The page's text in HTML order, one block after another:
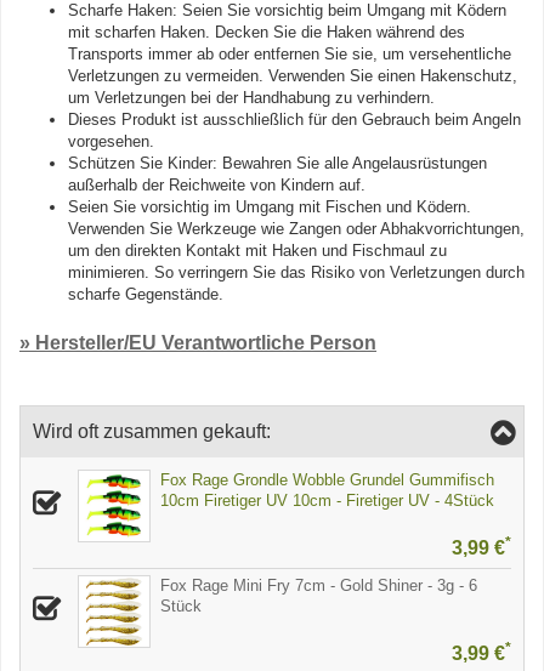
Scharfe Haken: Seien Sie vorsichtig beim Umgang mit Ködern
mit scharfen Haken. Decken Sie die Haken während des
Transports immer ab oder entfernen Sie sie, um versehentliche
Verletzungen zu vermeiden. Verwenden Sie einen Hakenschutz,
um Verletzungen bei der Handhabung zu verhindern.
Dieses Produkt ist ausschließlich für den Gebrauch beim Angeln
vorgesehen.
Schützen Sie Kinder: Bewahren Sie alle Angelausrüstungen
außerhalb der Reichweite von Kindern auf.
Seien Sie vorsichtig im Umgang mit Fischen und Ködern.
Verwenden Sie Werkzeuge wie Zangen oder Abhakvorrichtungen,
um den direkten Kontakt mit Haken und Fischmaul zu
minimieren. So verringern Sie das Risiko von Verletzungen durch
scharfe Gegenstände.
» Hersteller/EU Verantwortliche Person
Wird oft zusammen gekauft:
Fox Rage Grondle Wobble Grundel Gummifisch
10cm Firetiger UV 10cm - Firetiger UV - 4Stück
3,99 €*
Fox Rage Mini Fry 7cm - Gold Shiner - 3g - 6
Stück
3,99 €*